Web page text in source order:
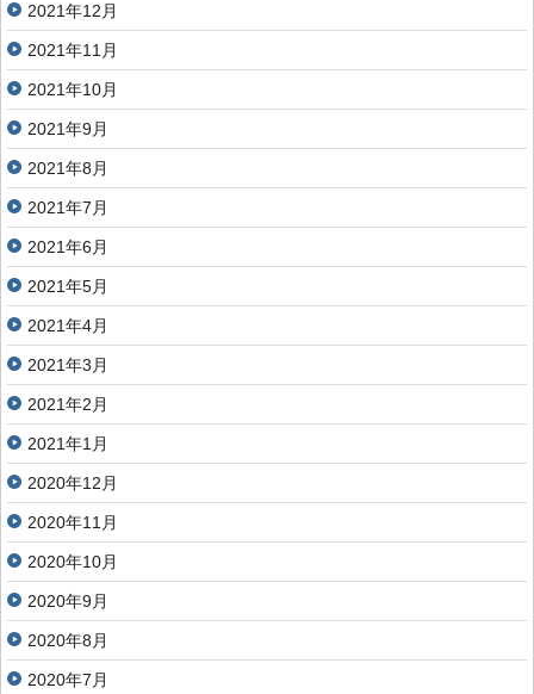
2021年12月
2021年11月
2021年10月
2021年9月
2021年8月
2021年7月
2021年6月
2021年5月
2021年4月
2021年3月
2021年2月
2021年1月
2020年12月
2020年11月
2020年10月
2020年9月
2020年8月
2020年7月